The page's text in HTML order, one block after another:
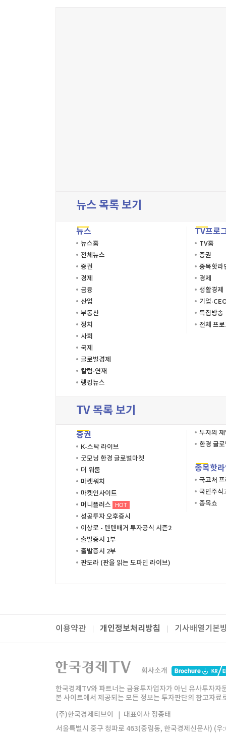
뉴스 목록 보기
뉴스
뉴스홈
전체뉴스
증권
경제
금융
산업
부동산
정치
사회
국제
글로벌경제
칼럼·연재
랭킹뉴스
TV프로
TV홈
증권
종목핫라
경제
생활경제
기업
특집방송
전체 프
TV 목록 보기
증권
K-스탁 라이브
굿모닝 한경 글로벌마켓
더 워룸
마켓워치
마켓인사이트
머니플러스
HOT
성공투자 오후증시
이상로 - 텐텐배거 투자공식 시즌2
출발증시 1부
출발증시 2부
판도라 (판을 읽는 도파민 라이브)
투자의
한경 글
종목핫
국고처
국민주식
종목쇼
이용약관 개인정보처리방침 기사배열기본
패밀리사이트
한국경제TV
한경미디어그룹 한국경제신문 한국경제
모바일앱 한국경제TV앱
회사소개
한국경제TV와 파트너는 금융투자업자가 아닌 유사투자
본 사이트에서 제공되는 모든 정보는 투자판단의 참고자
(주)한국경제티브이
대표이사 정종태
서울특별시 중구 청파로 463(중림동, 한국경제신문사) (